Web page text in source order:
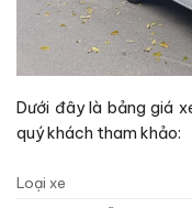
Dưới đây là bảng giá
quý khách tham khảo:
Loại xe